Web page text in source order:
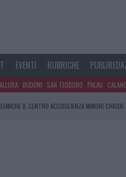
EVENTI RUBRICHE
BUDONI SAN TEODORO PALAU
IL CENTRO ACCOGLIENZA MINORI CHIUDE
E RINASCITA DELLA STRADA CHE SEGNÒ